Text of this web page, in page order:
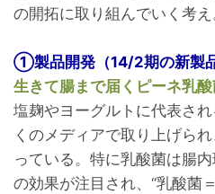
の開拓に取り組んでいく考え
①製品開発（14/2期の新製品
生きて腸まで届くピーネ乳
塩麹やヨーグルトに代表さ
くのメディアで取り上げら
っている。特に乳酸菌は腸
の効果が注目され、“乳酸菌